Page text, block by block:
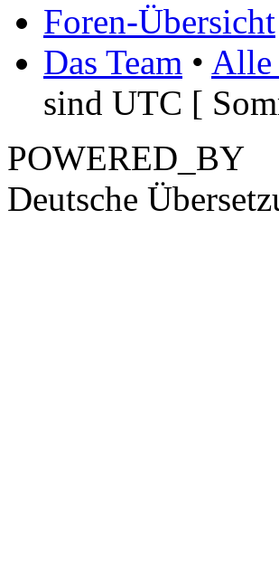
Foren-Übersicht
Das Team • Alle
sind UTC [
POWERED_BY
Deutsche